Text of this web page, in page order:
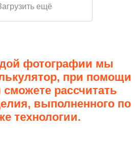
ещё
фотографии мы
при помощи
сможете рассчитать
выполненного по
технологии.